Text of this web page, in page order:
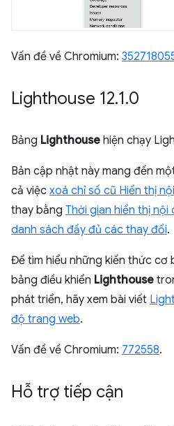
Vấn đề về Chromium:
Lighthouse 12.1.0
Bảng Lighthouse hiện chạy
Bản cập nhật này mang đến
cả việc xoá chỉ số cũ Hiển thị
thay bằng Thời gian hiển thị nội
danh sách đầy đủ các thay đổi.
Để tìm hiểu những kiến thức cơ
bảng điều khiển Lighthouse
phát triển, hãy xem bài viết
độ trang web.
Vấn đề về Chromium: 772558.
Hỗ trợ tiếp cận